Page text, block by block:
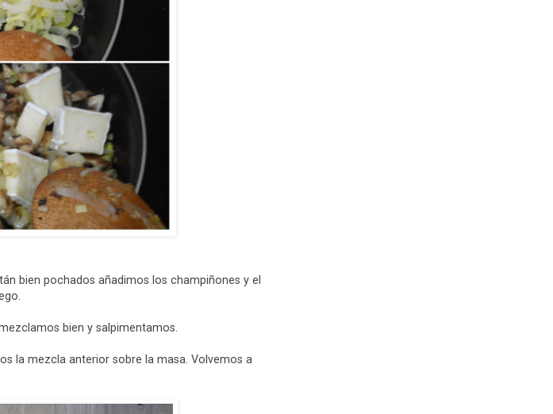
bien pochados añadimos los champiñones y el
bien y salpimentamos.
la mezcla anterior sobre la masa. Volvemos a